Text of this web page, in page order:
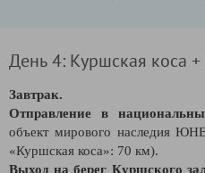
День 4: Куршская коса +
Завтрак.
Отправление в
объект мирового наследия
«Куршская коса»: 70 км).
Выход на берег Куршского